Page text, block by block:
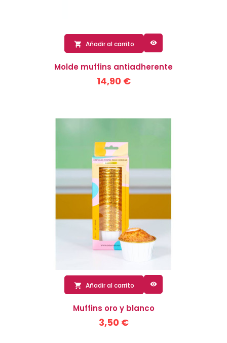
 Añadir al carrito 
Molde muffins antiadherente
14,90 €
 Añadir al carrito 
Muffins oro y blanco
3,50 €